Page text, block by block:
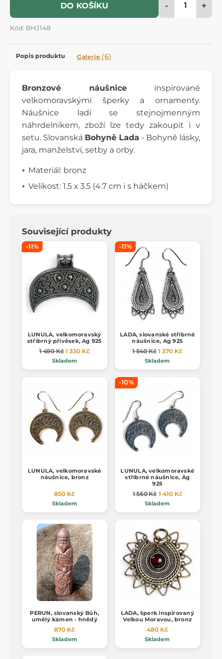
DO KOŠÍKU - +
Kód: BHJ148
Popis produktu Galerie (6)
Bronzové náušniceinspirované
velkomoravskými šperky a ornamenty.
Náušnice ladí se stejnojmenným
náhrdelníkem, zboží lze tedy zakoupit i v
setu. Slovanská Bohyně Lada - Bohyně lásky,
jara, manželství, setby a orby.
Materiál: bronz
Velikost: 1.5 x 3.5 (4.7 cm i s háčkem)
Související produkty
-11%
LUNULA, velkomoravský
stříbrný přívěsek, Ag 925
1 490 Kč 1 330 Kč
Skladem
-11%
LADA, slovanské stříbrné
náušnice, Ag 925
1 540 Kč 1 370 Kč
Skladem
LUNULA, velkomoravské
náušnice, bronz
850 Kč
Skladem
-10%
LUNULA, velkomoravské
stříbrné náušnice, Ag
925
1 560 Kč 1 410 Kč
Skladem
PERUN, slovanský Bůh,
umělý kámen - hnědý
870 Kč
Skladem
LADA, šperk inspirovaný
Velkou Moravou, bronz
480 Kč
Skladem